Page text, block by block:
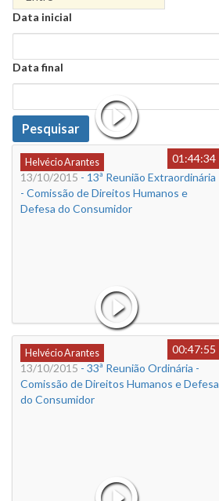
Data
Data inicial
Data
Data final
Data
Pesquisar
Helvécio Arantes
01:44:34
13/10/2015 - 13ª Reunião Extraordinária
- Comissão de Direitos Humanos e
Defesa do Consumidor
Helvécio Arantes
00:47:55
13/10/2015 - 33ª Reunião Ordinária -
Comissão de Direitos Humanos e Defesa
do Consumidor